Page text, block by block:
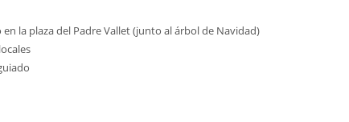
la plaza del Padre Vallet (junto al árbol de Navidad)